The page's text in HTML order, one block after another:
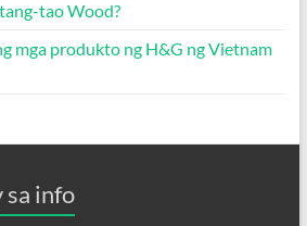
tao Wood?
mga produkto ng H&G ng Vietnam
sa info